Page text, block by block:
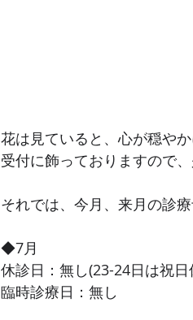
花は見ていると、心が穏やか
受付に飾っておりますので
それでは、今月、来月の診療
◆7月
休診日：無し(23-24日は祝
臨時診療日：無し